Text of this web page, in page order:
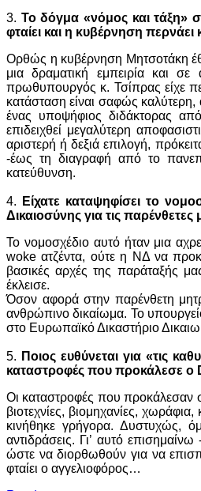
3. Το δόγμα «νόμος και τάξη»
φταίει και η κυβέρνηση
Ορθώς η κυβέρνηση Μητσοτάκη
μια δραματική εμπειρία και
πρωθυπουργός κ. Τσίπρας είχε
κατάσταση είναι σαφώς
ένας υποψήφιος διδάκτορας
επιδειχθεί μεγαλύτερη
αριστερή ή δεξιά επιλογή,
-έως τη διαγραφή από το
κατεύθυνση.
4.
Είχατε καταψηφίσει το
Δικαιοσύνης για τις παρένθετες
Το νομοσχέδιο αυτό ήταν μια
woke ατζέντα, ούτε η ΝΔ να
βασικές αρχές της παράταξής
έκλεισε.
Όσον αφορά στην παρένθετη
ανθρώπινο δικαίωμα. Το
στο Ευρωπαϊκό Δικαστήριο
5. Ποιος ευθύνεται για «τις
καταστροφές που προκάλεσε ο
Οι καταστροφές που προκάλεσαν
βιοτεχνίες, βιομηχανίες,
κινήθηκε γρήγορα. Δυστυχώς,
αντιδράσεις. Γι’ αυτό
ώστε να διορθωθούν για να
φταίει ο αγγελιοφόρος…